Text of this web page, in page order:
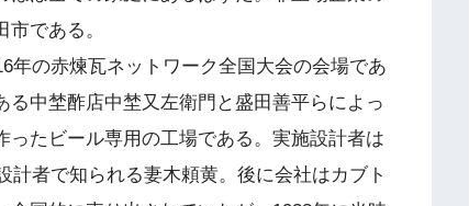
である。
の赤煉瓦ネットワーク全国大会の会場であ
中埜酢店中埜又左衛門と盛田善平らによっ
たビール専用の工場である。実施設計者は
者で知られる妻木頼黄。後に会社はカブト